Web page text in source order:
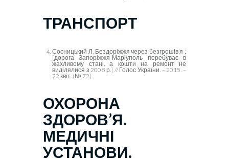
ТРАНСПОРТ
Сосницький Л. Бездоріжжя через безгрошів’я :
[дорога Запоріжжя-Маріуполь перебуває в
жахливому стані, а кошти на ремонт не
виділялися з 2008 р.] // Голос України. – 2015. –
22 квіт. (№ 72).
ОХОРОНА
ЗДОРОВ’Я.
МЕДИЧНІ
УСТАНОВИ.